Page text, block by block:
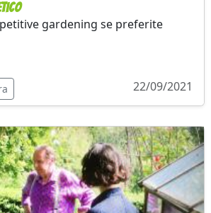
gardening se preferite
22/09/2021